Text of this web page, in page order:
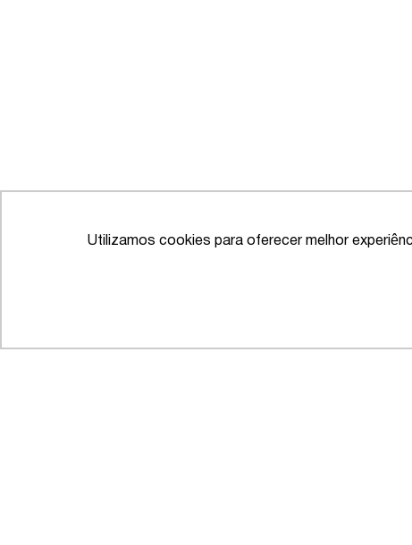
Utilizamos cookies para oferecer melhor